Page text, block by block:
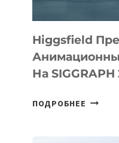
Higgsfield
На SIGGRAPH
ПОДРОБНЕЕ